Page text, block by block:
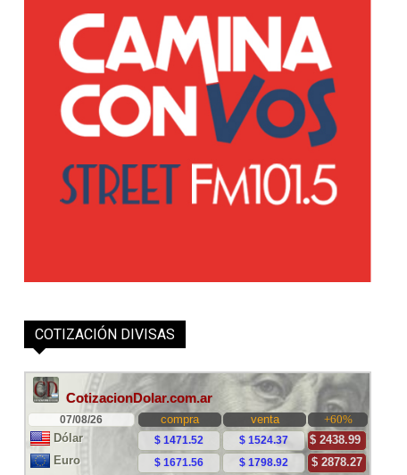
COTIZACIÓN DIVISAS